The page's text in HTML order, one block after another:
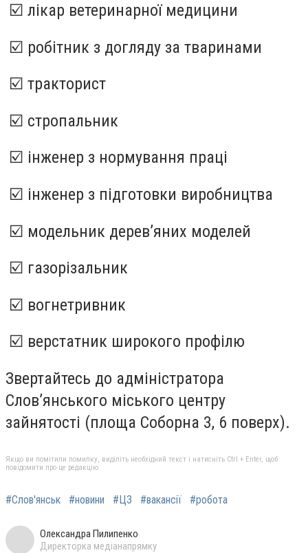
☑️ лікар ветеринарної медицини
☑️ робітник з догляду за тваринами
☑️ тракторист
☑️ стропальник
☑️ інженер з нормування праці
☑️ інженер з підготовки виробництва
☑️ модельник дерев’яних моделей
☑️ газорізальник
☑️ вогнетривник
☑️ верстатник широкого профілю
Звертайтесь до адміністратора
Слов’янського міського центру
зайнятості (площа Соборна 3, 6 поверх).
Якщо ви помітили помилку, виділіть необхідний текст і натисніть Ctrl + Enter, щоб
повідомити про це редакцію
#Слов'янськ #новини #ЦЗ #вакансії #робота
Олександра Пилипенко
Директорка медіанапрямку